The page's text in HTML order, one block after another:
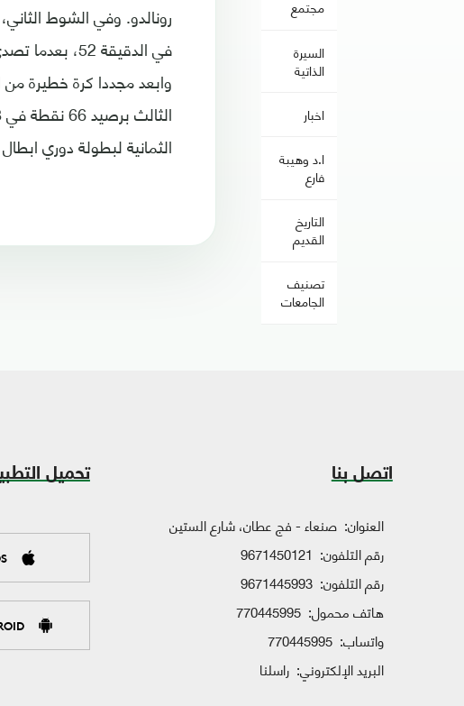
مجتمع
السيرة
الذاتية
اخبار
ا.د وهيبة
فارع
التاريخ
القديم
تصنيف
الجامعات
رونالدو. وفي الشوط
في الدقيقة
وابعد مجددا كرة خطيرة
الثمانية لبطولة دوري ابطال اسيا 2 في 19 من
اتصل بنا
العنوان: صنعاء - فج عطان، شارع الستين
رقم التلفون: 9671450121
رقم التلفون: 9671445993
هاتف محمول: 770445995
واتساب: 770445995
البريد الإلكتروني: راسلنا
تحميل